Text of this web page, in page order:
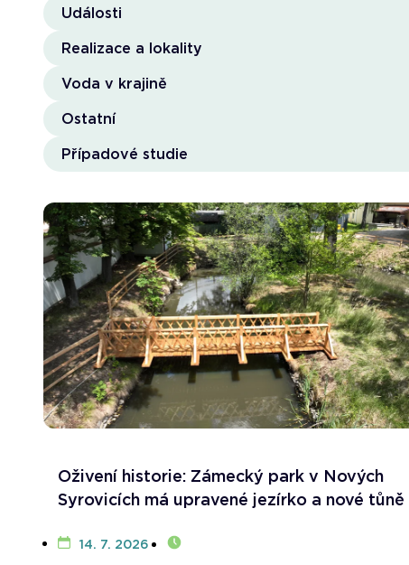
Události
Realizace a lokality
Voda v krajině
Ostatní
Případové studie
Oživení historie: Zámecký park v Nových
Syrovicích má upravené jezírko a nové tůně
14. 7. 2026